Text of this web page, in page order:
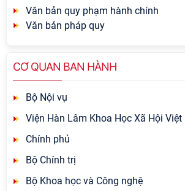
Văn bản quy phạm hành chính
Văn bản pháp quy
CƠ QUAN BAN HÀNH
Bộ Nội vụ
Viện Hàn Lâm Khoa Học Xã Hội Việt
Chính phủ
Bộ Chính trị
Bộ Khoa học và Công nghệ